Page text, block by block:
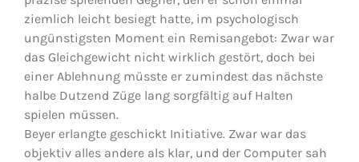
ziemlich leicht besiegt hatte, im psychologisch
ungünstigsten Moment ein Remisangebot: Zwar war
das Gleichgewicht nicht wirklich gestört, doch bei
einer Ablehnung müsste er zumindest das nächste
halbe Dutzend Züge lang sorgfältig auf Halten
spielen müssen.
Beyer erlangte geschickt Initiative. Zwar war das
objektiv alles andere als klar, und der Computer sah